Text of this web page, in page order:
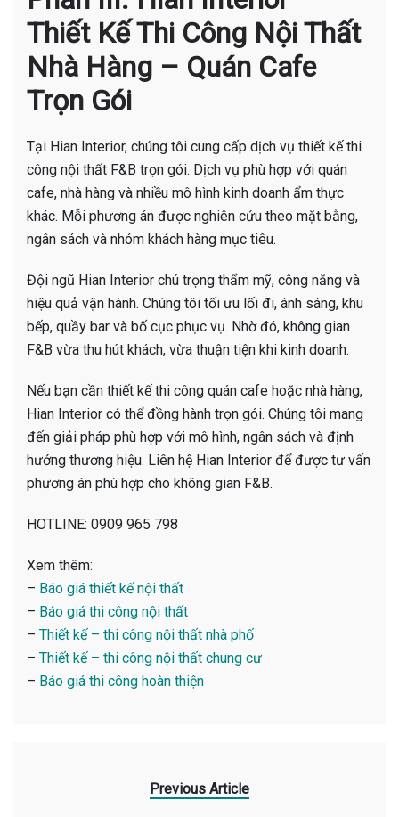
Thiết Kế Thi Công Nội Thất
Nhà Hàng – Quán Cafe
Trọn Gói
Tại Hian Interior, chúng tôi cung cấp dịch vụ thiết kế thi
công nội thất F&B trọn gói. Dịch vụ phù hợp với quán
cafe, nhà hàng và nhiều mô hình kinh doanh ẩm thực
khác. Mỗi phương án được nghiên cứu theo mặt bằng,
ngân sách và nhóm khách hàng mục tiêu.
Đội ngũ Hian Interior chú trọng thẩm mỹ, công năng và
hiệu quả vận hành. Chúng tôi tối ưu lối đi, ánh sáng, khu
bếp, quầy bar và bố cục phục vụ. Nhờ đó, không gian
F&B vừa thu hút khách, vừa thuận tiện khi kinh doanh.
Nếu bạn cần thiết kế thi công quán cafe hoặc nhà hàng,
Hian Interior có thể đồng hành trọn gói. Chúng tôi mang
đến giải pháp phù hợp với mô hình, ngân sách và định
hướng thương hiệu. Liên hệ Hian Interior để được tư vấn
phương án phù hợp cho không gian F&B.
HOTLINE: 0909 965 798
Xem thêm:
– Báo giá thiết kế nội thất
– Báo giá thi công nội thất
– Thiết kế – thi công nội thất nhà phố
– Thiết kế – thi công nội thất chung cư
– Báo giá thi công hoàn thiện
Previous Article